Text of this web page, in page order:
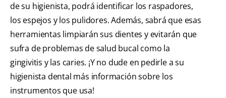
de su higienista, podrá identificar los raspadores,
los espejos y los pulidores. Además, sabrá que esas
herramientas limpiarán sus dientes y evitarán que
sufra de problemas de salud bucal como la
gingivitis y las caries. ¡Y no dude en pedirle a su
higienista dental más información sobre los
instrumentos que usa!